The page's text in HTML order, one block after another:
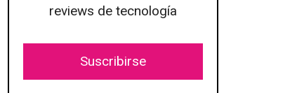
reviews de tecnología
Suscribirse